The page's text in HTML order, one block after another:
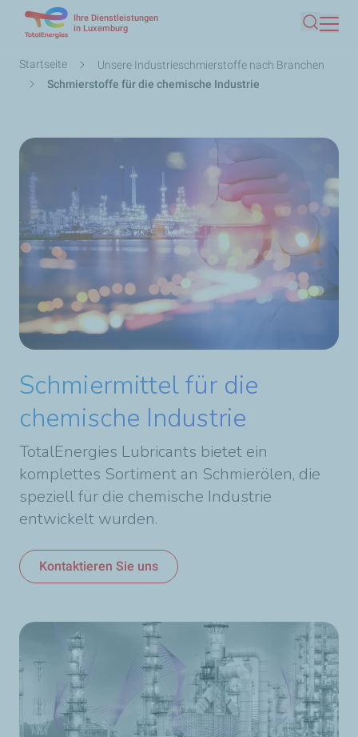
Inhalt
Ihre Dienstleistungen
in Luxemburg
Suche
Pfadnavigation
Startseite
Unsere Industrieschmierstoffe nach Branchen
Schmierstoffe für die chemische Industrie
Schmiermittel für die
chemische Industrie
TotalEnergies Lubricants bietet ein
komplettes Sortiment an Schmierölen, die
speziell für die chemische Industrie
entwickelt wurden.
Kontaktieren Sie uns